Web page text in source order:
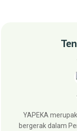
YAPEKA
bergerak dalam